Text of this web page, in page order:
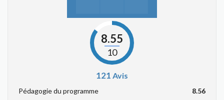
8.55
10
121 Avis
Pédagogie du programme
8.56